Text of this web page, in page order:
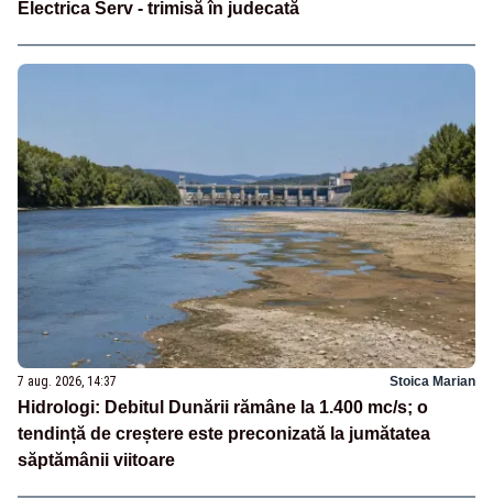
Electrica Serv - trimisă în judecată
7 aug. 2026, 14:37 Stoica Marian
Hidrologi: Debitul Dunării rămâne la 1.400 mc/s; o
tendință de creștere este preconizată la jumătatea
săptămânii viitoare